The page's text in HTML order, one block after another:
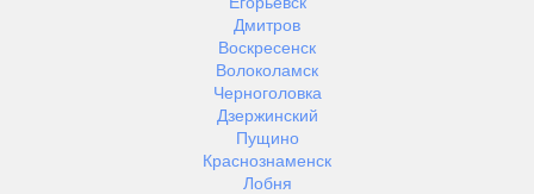
Дмитров
Воскресенск
Волоколамск
Черноголовка
Дзержинский
Пущино
Краснознаменск
Лобня